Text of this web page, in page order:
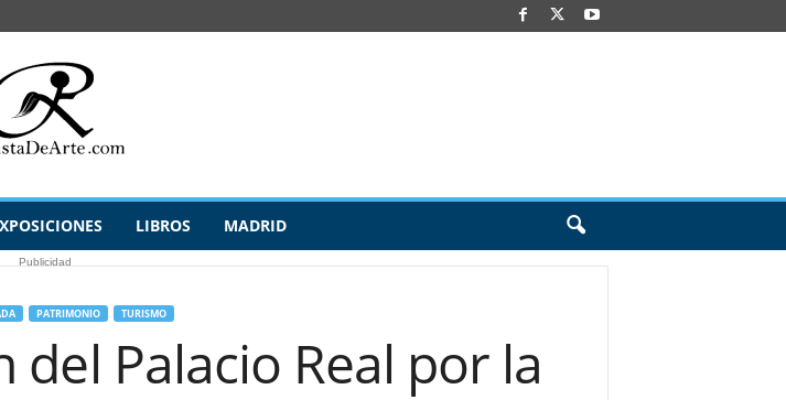
LIBROS MADRID
Publicidad
PATRIMONIO TURISMO
del Palacio Real por la